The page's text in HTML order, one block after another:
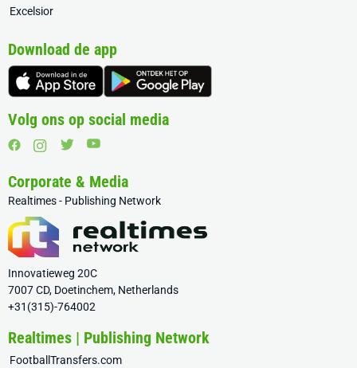
Excelsior
Download de app
Volg ons op social media
Corporate & Media
Realtimes - Publishing Network
Innovatieweg 20C
7007 CD, Doetinchem, Netherlands
+31(315)-764002
Realtimes | Publishing Network
FootballTransfers.com